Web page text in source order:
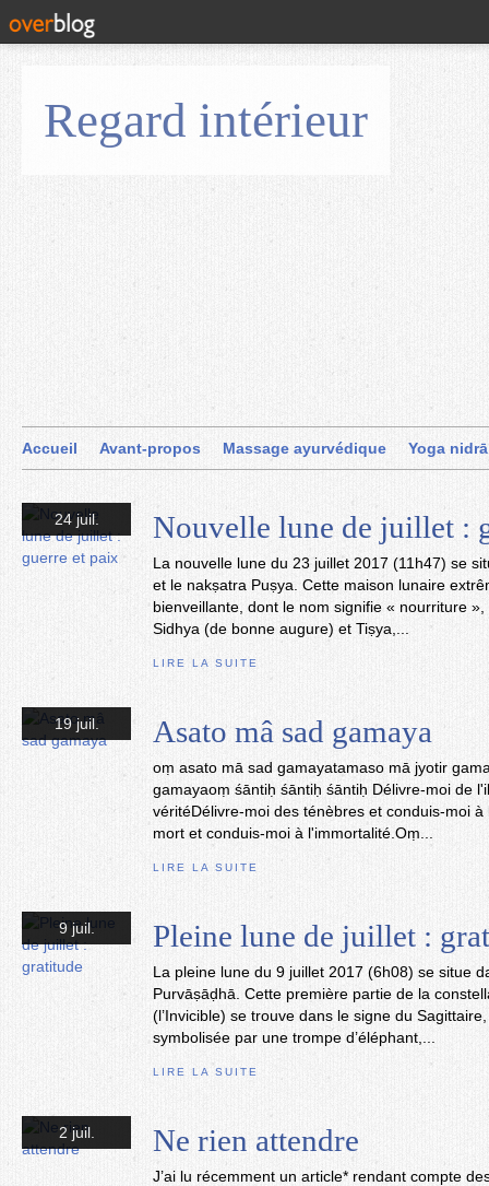
Regard intérieur
Accueil Avant-propos Massage ayurvédique Yoga nidrā
24 juil. Nouvelle lune de juillet :
La nouvelle lune du 23 juillet 2017 (11h47) se
et le nakṣatra Puṣya. Cette maison lunaire
bienveillante, dont le nom signifie « nourriture
Sidhya (de bonne augure) et Tiṣya,...
LIRE LA SUITE
19 juil. Asato mâ sad gamaya
oṃ asato mā sad gamayatamaso mā jyotir
gamayaoṃ śāntiḥ śāntiḥ śāntiḥ Délivre-moi de
véritéDélivre-moi des ténèbres et conduis-moi
mort et conduis-moi à l'immortalité.Oṃ...
LIRE LA SUITE
9 juil. Pleine lune de juillet :
La pleine lune du 9 juillet 2017 (6h08) se situe
Purvāṣāḍhā. Cette première partie de la
(l’Invicible) se trouve dans le signe du
symbolisée par une trompe d’éléphant,...
LIRE LA SUITE
2 juil. Ne rien attendre
J’ai lu récemment un article* rendant compte